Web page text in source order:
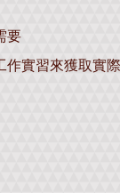
要
作實習來獲取實